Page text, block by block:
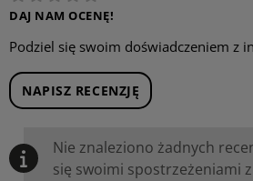
DAJ NAM OCENĘ!
Podziel się swoim doświadczeniem z
NAPISZ RECENZJĘ
Nie znaleziono żadnych
się swoimi spostrzeżeniami